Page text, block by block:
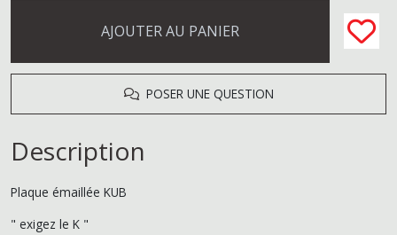
AJOUTER AU PANIER
POSER UNE QUESTION
Description
Plaque émaillée KUB
" exigez le K "